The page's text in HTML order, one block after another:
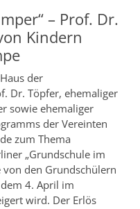
– Prof. Dr.
Kindern
der
Dr. Töpfer, ehemaliger
sowie ehemaliger
der Vereinten
zum Thema
„Grundschule im
von den Grundschülern
4. April im
wird. Der Erlös